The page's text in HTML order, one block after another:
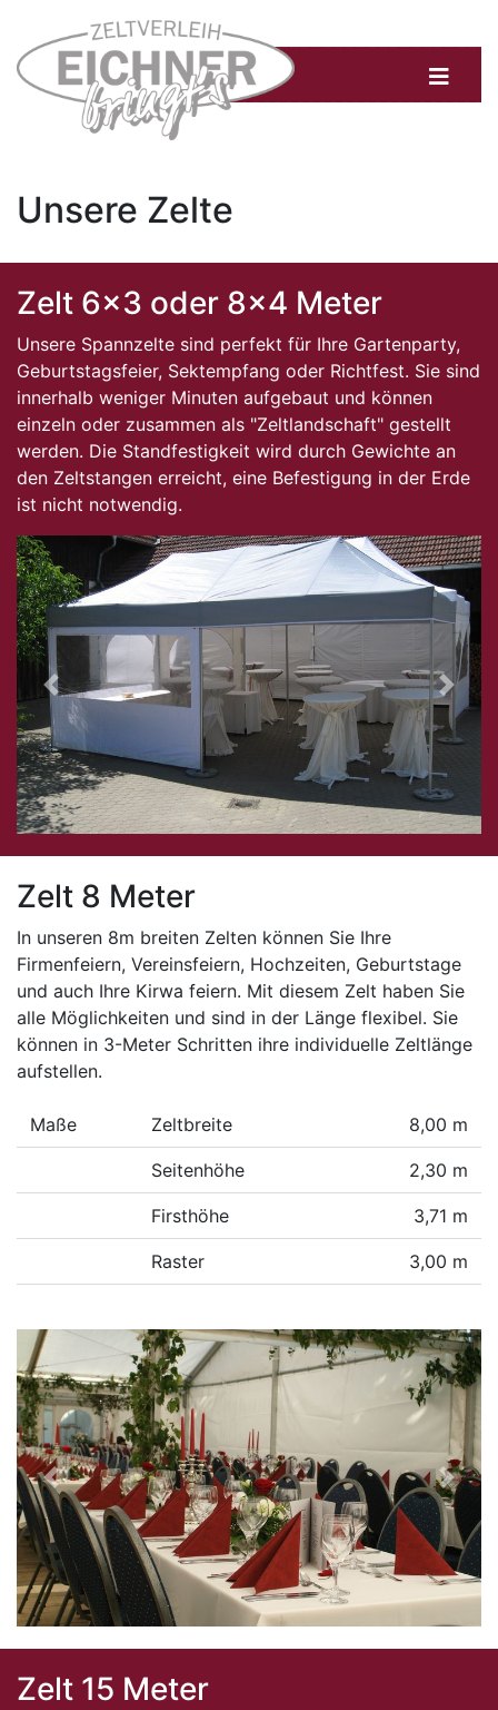
Unsere Zelte
Zelt 6x3 oder 8x4 Meter
Unsere Spannzelte sind perfekt für Ihre Gartenparty,
Geburtstagsfeier, Sektempfang oder Richtfest. Sie sind
innerhalb weniger Minuten aufgebaut und können
einzeln oder zusammen als "Zeltlandschaft" gestellt
werden. Die Standfestigkeit wird durch Gewichte an
den Zeltstangen erreicht, eine Befestigung in der Erde
ist nicht notwendig.
Previous Next
Zelt 8 Meter
In unseren 8m breiten Zelten können Sie Ihre
Firmenfeiern, Vereinsfeiern, Hochzeiten, Geburtstage
und auch Ihre Kirwa feiern. Mit diesem Zelt haben Sie
alle Möglichkeiten und sind in der Länge flexibel. Sie
können in 3-Meter Schritten ihre individuelle Zeltlänge
aufstellen.
Maße Zeltbreite 8,00 m
Seitenhöhe 2,30 m
Firsthöhe 3,71 m
Raster 3,00 m
Previous Next
Zelt 15 Meter